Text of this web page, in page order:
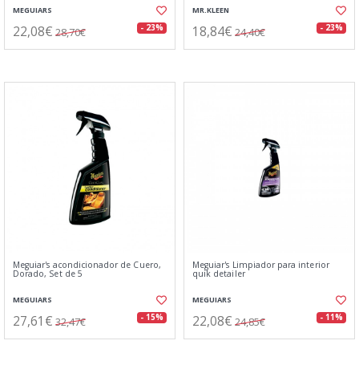
MEGUIARS
22,08€ 28,70€ - 23%
MR.KLEEN
18,84€ 24,40€ - 23%
Meguiar's acondicionador de Cuero,
Dorado, Set de 5
MEGUIARS
27,61€ 32,47€ - 15%
Meguiar's Limpiador para interior
quik detailer
MEGUIARS
22,08€ 24,85€ - 11%